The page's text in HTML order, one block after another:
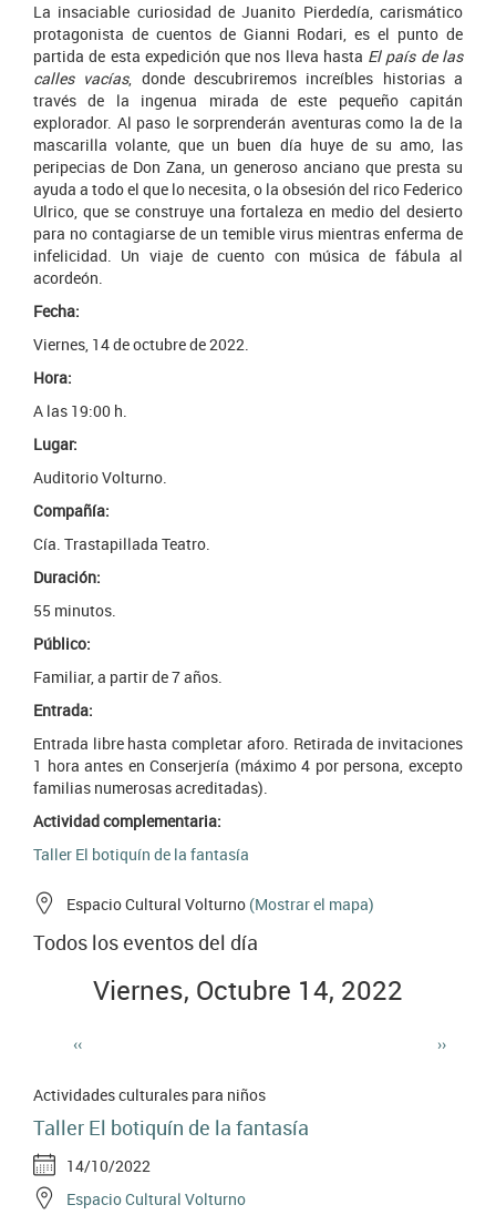
La insaciable curiosidad de Juanito Pierdedía, carismático
protagonista de cuentos de Gianni Rodari, es el punto de
partida de esta expedición que nos lleva hasta El país de las
calles vacías, donde descubriremos increíbles historias a
través de la ingenua mirada de este pequeño capitán
explorador. Al paso le sorprenderán aventuras como la de la
mascarilla volante, que un buen día huye de su amo, las
peripecias de Don Zana, un generoso anciano que presta su
ayuda a todo el que lo necesita, o la obsesión del rico Federico
Ulrico, que se construye una fortaleza en medio del desierto
para no contagiarse de un temible virus mientras enferma de
infelicidad. Un viaje de cuento con música de fábula al
acordeón.
Fecha:
Viernes, 14 de octubre de 2022.
Hora:
A las 19:00 h.
Lugar:
Auditorio Volturno.
Compañía:
Cía. Trastapillada Teatro.
Duración:
55 minutos.
Público:
Familiar, a partir de 7 años.
Entrada:
Entrada libre hasta completar aforo. Retirada de invitaciones
1 hora antes en Conserjería (máximo 4 por persona, excepto
familias numerosas acreditadas).
Actividad complementaria:
Taller El botiquín de la fantasía
Espacio Cultural Volturno (Mostrar el mapa)
Todos los eventos del día
Viernes, Octubre 14, 2022
Paginación
‹‹ ››
Actividades culturales para niños
Taller El botiquín de la fantasía
14/10/2022
Espacio Cultural Volturno